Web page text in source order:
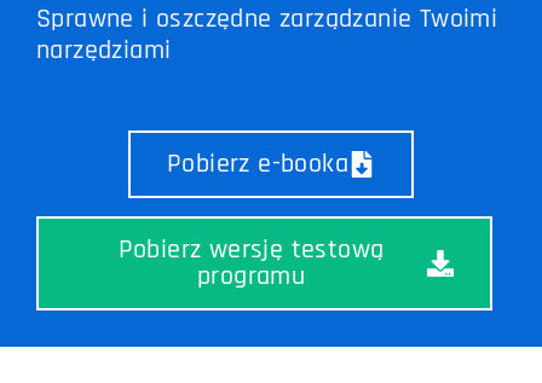
Sprawne i oszczędne zarządzanie Twoimi
narzędziami
Pobierz e-booka
Pobierz wersję testową
programu